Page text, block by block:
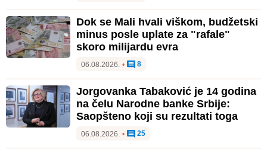
Dok se Mali hvali viškom, budžetski
minus posle uplate za "rafale"
skoro milijardu evra
06.08.2026. • 8
Jorgovanka Tabaković je 14 godina
na čelu Narodne banke Srbije:
Saopšteno koji su rezultati toga
06.08.2026. • 25